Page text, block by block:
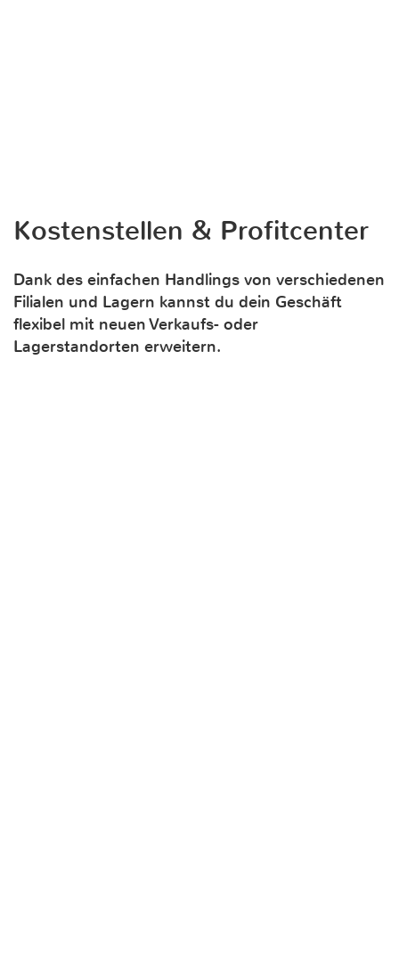
Kostenstellen & Profitcenter
Dank des einfachen Handlings von verschiedenen
Filialen und Lagern kannst du dein Geschäft
flexibel mit neuen Verkaufs- oder
Lagerstandorten erweitern.